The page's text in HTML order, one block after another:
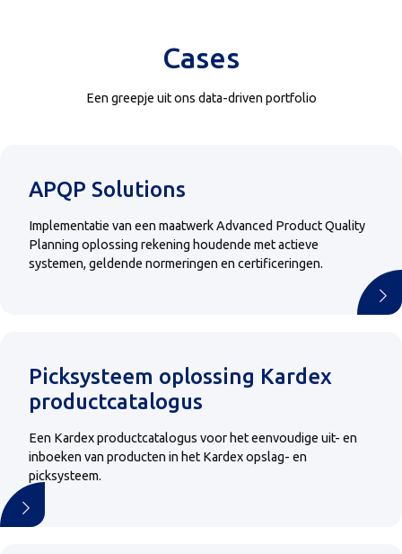
Cases
Een greepje uit ons data-driven portfolio
APQP Solutions
Implementatie van een maatwerk Advanced Product Quality
Planning oplossing rekening houdende met actieve
systemen, geldende normeringen en certificeringen.
Picksysteem oplossing Kardex
productcatalogus
Een Kardex productcatalogus voor het eenvoudige uit- en
inboeken van producten in het Kardex opslag- en
picksysteem.